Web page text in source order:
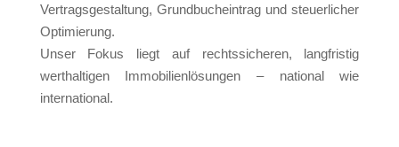
Vertragsgestaltung, Grundbucheintrag und steuerlicher
Optimierung.
Unser Fokus liegt auf rechtssicheren, langfristig
werthaltigen Immobilienlösungen – national wie
international.